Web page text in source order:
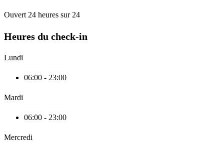
Ouvert 24 heures sur 24
Heures du check-in
Lundi
06:00 - 23:00
Mardi
06:00 - 23:00
Mercredi